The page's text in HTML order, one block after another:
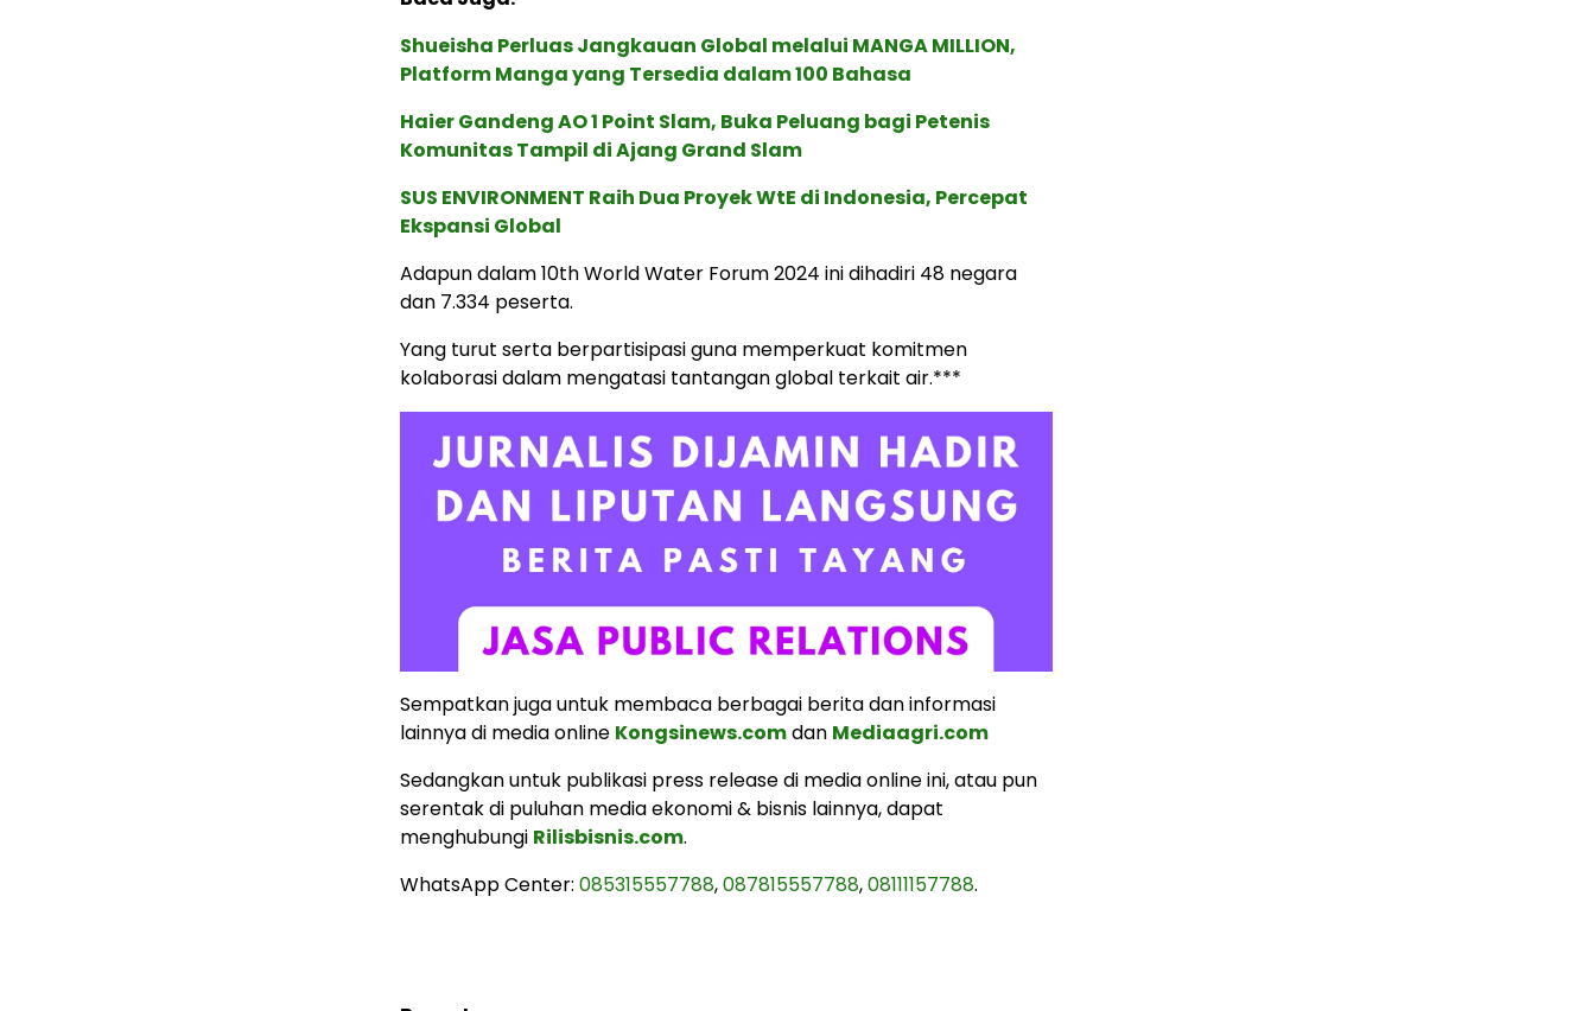
Shueisha Perluas Jangkauan Global melalui MANGA MILLION,
Platform Manga yang Tersedia dalam 100 Bahasa
Haier Gandeng AO 1 Point Slam, Buka Peluang bagi Petenis
Komunitas Tampil di Ajang Grand Slam
SUS ENVIRONMENT Raih Dua Proyek WtE di Indonesia, Percepat
Ekspansi Global
Adapun dalam 10th World Water Forum 2024 ini dihadiri 48 negara
dan 7.334 peserta.
Yang turut serta berpartisipasi guna memperkuat komitmen
kolaborasi dalam mengatasi tantangan global terkait air.***
Sempatkan juga untuk membaca berbagai berita dan informasi
lainnya di media online Kongsinews.comdan Mediaagri.com
Sedangkan untuk publikasi press release di media online ini, atau pun
serentak di puluhan media ekonomi & bisnis lainnya, dapat
menghubungi Rilisbisnis.com.
WhatsApp Center: 085315557788,087815557788,08111157788.